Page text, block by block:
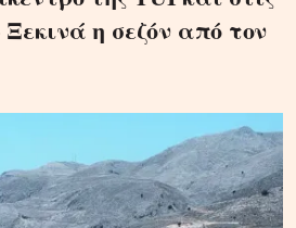
Ξεκινά η σεζόν από τον